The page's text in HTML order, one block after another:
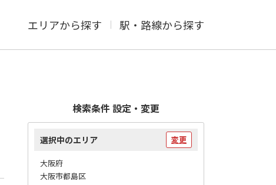
エリアから探す 駅・路線から探す
検索条件 設定・変更
選択中のエリア 変更
大阪府
大阪市都島区